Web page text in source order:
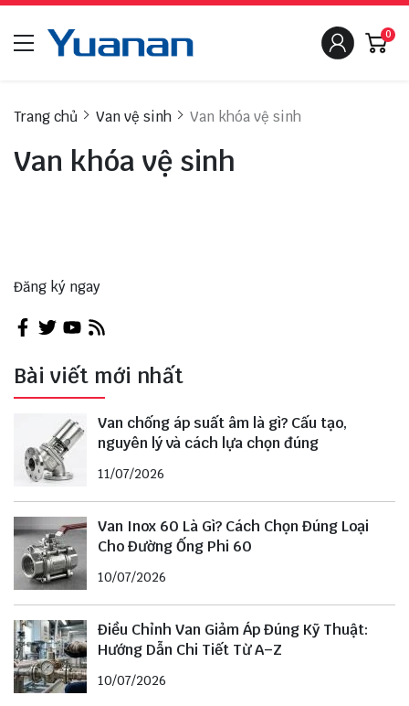
0
Trang chủ Van vệ sinh Van khóa vệ sinh
Van khóa vệ sinh
Đăng ký ngay
Bài viết mới nhất
Van chống áp suất âm là gì? Cấu tạo,
nguyên lý và cách lựa chọn đúng
11/07/2026
Van Inox 60 Là Gì? Cách Chọn Đúng Loại
Cho Đường Ống Phi 60
10/07/2026
Điều Chỉnh Van Giảm Áp Đúng Kỹ Thuật:
Hướng Dẫn Chi Tiết Từ A–Z
10/07/2026